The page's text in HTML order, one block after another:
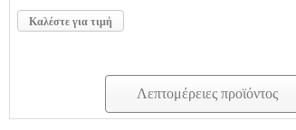
Καλέστε για τιμή
Λεπτομέρειες προϊόντος